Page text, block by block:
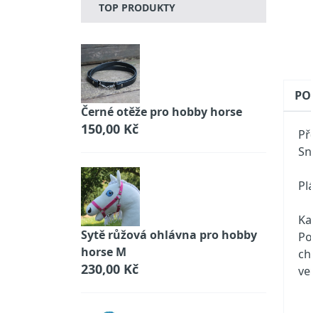
TOP PRODUKTY
Černé otěže pro hobby horse
150,00 Kč
Sytě růžová ohlávna pro hobby
horse M
230,00 Kč